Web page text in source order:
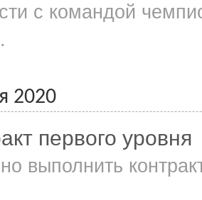
с командой
2020
первого уровня
выполнить